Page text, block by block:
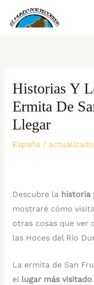
Historias Y
Ermita De
Llegar
España/ actualizado
Descubre la historia
mostraré cómo
otras cosas que ver
las Hoces del Río
La ermita de San
el lugar más